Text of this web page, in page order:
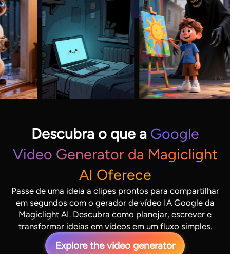
Descubra o que a Google
Video Generator da Magiclight
AI Oferece
Passe de uma ideia a clipes prontos para compartilhar
em segundos com o gerador de vídeo IA Google da
Magiclight AI. Descubra como planejar, escrever e
transformar ideias em vídeos em um fluxo simples.
Explore the video generator